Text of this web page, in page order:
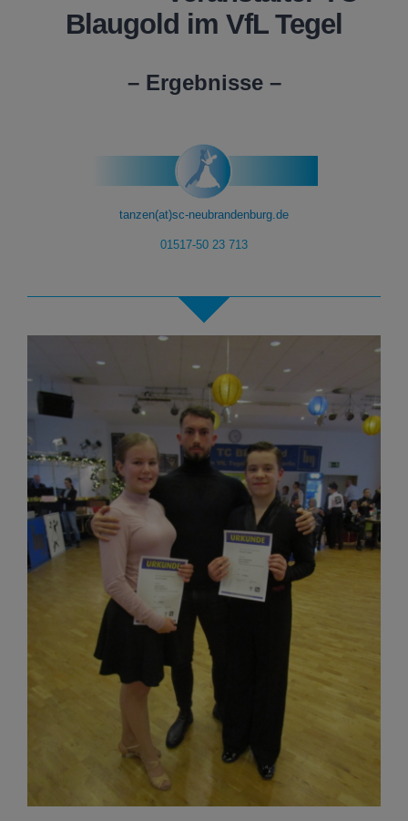
Blaugold im VfL Tegel
– Ergebnisse –
tanzen(at)sc-neubrandenburg.de
01517-50 23 713